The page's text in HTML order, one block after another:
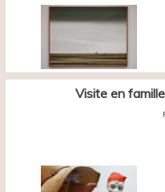
Visite en